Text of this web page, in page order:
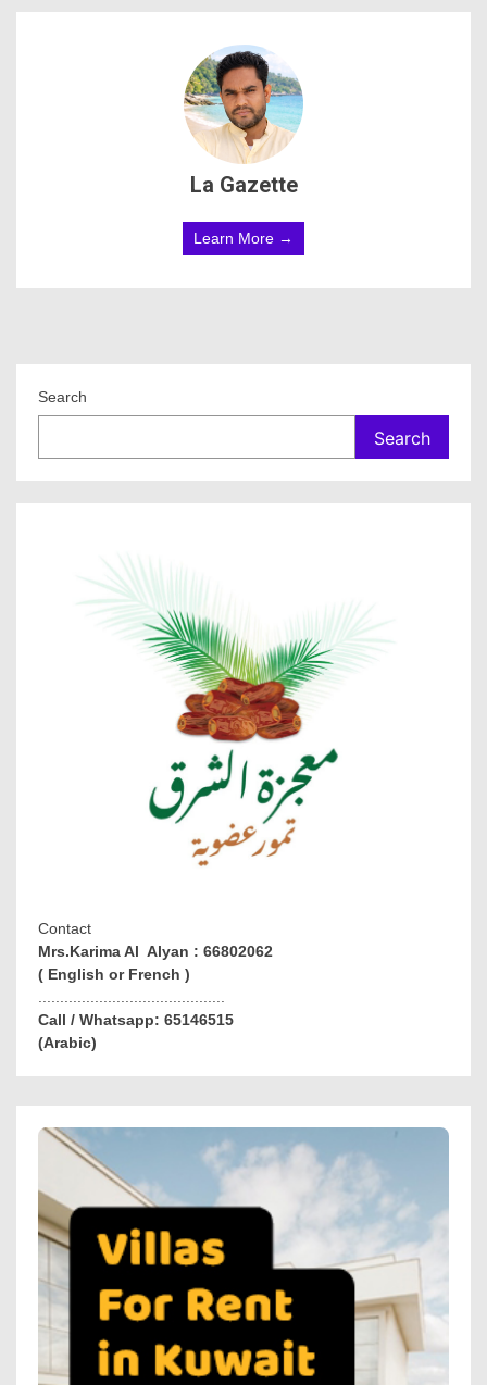
La Gazette
Learn More →
Search
Search
Contact
Mrs.Karima Al Alyan : 66802062
( English or French )
Call / Whatsapp: 65146515
(Arabic)